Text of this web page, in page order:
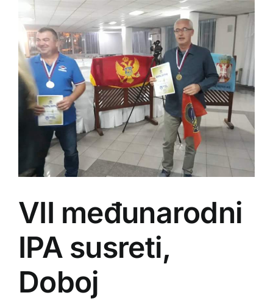
View
Larger
Image
VII međunarodni
IPA susreti,
Doboj